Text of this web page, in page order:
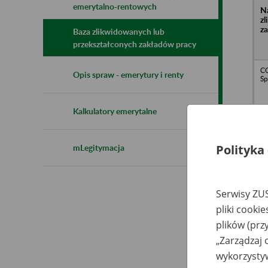
emerytalno-rentowych
Baza zlikwidowanych lub
przekształconych zakładów pracy
Opis spraw - emerytury i renty
Kalkulatory emerytalne
mLegitymacja Polityka
Serwisy
pliki
plików
„Zarządzaj